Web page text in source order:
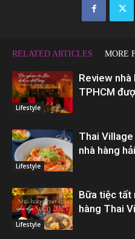
RELATED ARTICLES MORE
Lifestyle
Review nhà
TPHCM
Lifestyle
Thai
nhà hàng
Lifestyle
Bữa tiệc tất
hàng Thai